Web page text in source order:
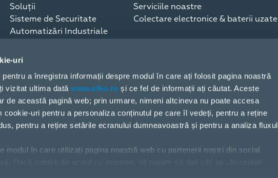
uri
a înregistra informații despre modul în care ați folosit pagina noastră
vizitat ultima datăwww.elko.ro și ce fel de informații ați căutat. Aceste
de această pagină web; prin urmare, nimeni altcineva nu poate accesa
cookie-uri pentru a personaliza conținutul pe care îl vedeți, pentru a reține
pentru a reține setările ecranului dumneavoastră și pentru a analiza fluxul
modul în care utilizați pagina noastră web cu partenerii noștri din social
Soluții
Sisteme de Securitate
Automatizări Industriale
Sisteme de comunicaţii
Serviciile noastre
Colectare electronice & baterii uzate